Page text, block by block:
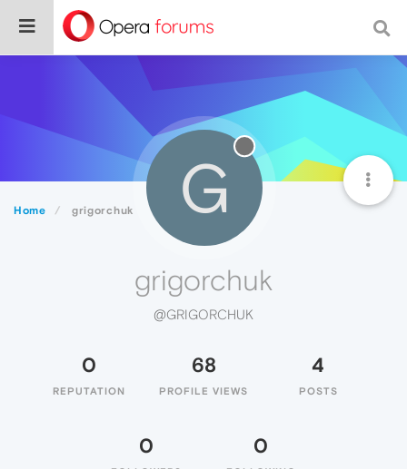
Home grigorchuk G
grigorchuk
@GRIGORCHUK
0
REPUTATION
68
PROFILE VIEWS
4
POSTS
0 0